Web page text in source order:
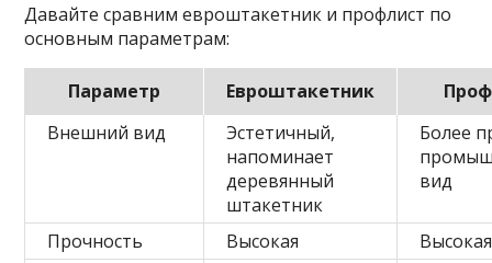
Давайте сравним евроштакетник и профлист по
основным параметрам:
Параметр Евроштакетник
Внешний вид
Эстетичный,
напоминает
деревянный
штакетник
Более
вид
Прочность Высокая
Высокая